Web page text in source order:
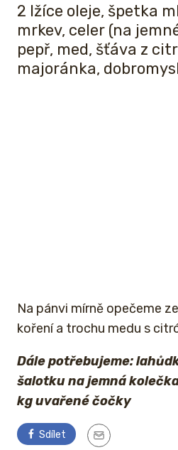
2 lžíce oleje, špetka
mrkev, celer (na
pepř, med, šťáva z
majoránka, dobromysl
Na pánvi mírně opečeme
koření a trochu medu s
Dále potřebujeme:
šalotku na jemná
kg uvařené čočky
Sdílet